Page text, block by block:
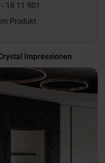
18 11 901
Produkt
Impressionen